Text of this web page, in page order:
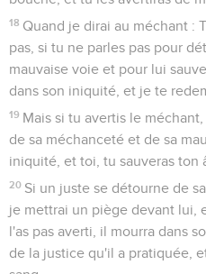
18 Quand je dirai au méchant :
pas, si tu ne parles pas pour
mauvaise voie et pour lui
dans son iniquité, et je te
19 Mais si tu avertis le
de sa méchanceté et de sa
iniquité, et toi, tu sauveras ton
20 Si un juste se détourne de
je mettrai un piège devant lui,
l'as pas averti, il mourra dans
de la justice qu'il a pratiquée,